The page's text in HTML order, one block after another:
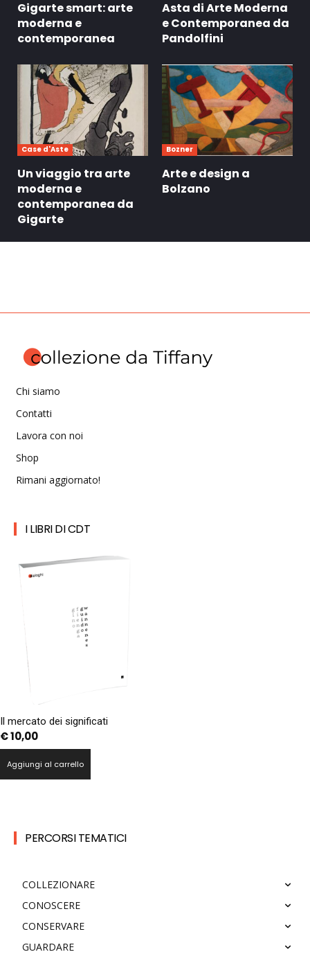
Gigarte smart: arte
moderna e
contemporanea
Asta di Arte Moderna
e Contemporanea da
Pandolfini
Case d'Aste
Un viaggio tra arte
moderna e
contemporanea da
Gigarte
Bozner
Arte e design a
Bolzano
Chi siamo
Contatti
Lavora con noi
Shop
Rimani aggiornato!
I LIBRI DI CDT
Il mercato dei significati
€10,00
Aggiungi al carrello
PERCORSI TEMATICI
COLLEZIONARE
CONOSCERE
CONSERVARE
GUARDARE